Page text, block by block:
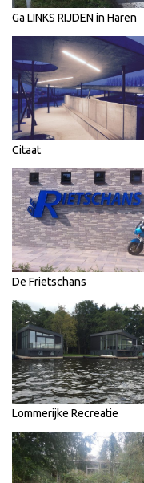
Ga LINKS RIJDEN in Haren
Citaat
De Frietschans
Lommerijke Recreatie